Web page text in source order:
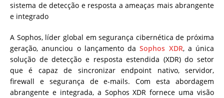
sistema de detecção e resposta a ameaças mais abrangente
e integrado
A Sophos, líder global em segurança cibernética de próxima
geração, anunciou o lançamento daSophos XDR, a única
solução de detecção e resposta estendida (XDR) do setor
que é capaz de sincronizar endpoint nativo, servidor,
firewall e segurança de e-mails. Com esta abordagem
abrangente e integrada, a Sophos XDR fornece uma visão